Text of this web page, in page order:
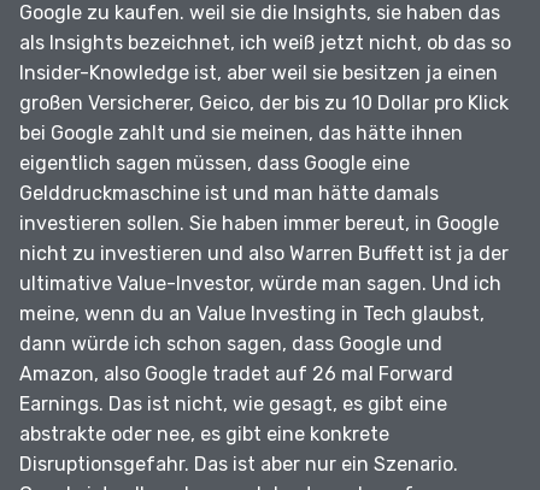
Google zu kaufen. weil sie die Insights, sie haben das
als Insights bezeichnet, ich weiß jetzt nicht, ob das so
Insider-Knowledge ist, aber weil sie besitzen ja einen
großen Versicherer, Geico, der bis zu 10 Dollar pro Klick
bei Google zahlt und sie meinen, das hätte ihnen
eigentlich sagen müssen, dass Google eine
Gelddruckmaschine ist und man hätte damals
investieren sollen. Sie haben immer bereut, in Google
nicht zu investieren und also Warren Buffett ist ja der
ultimative Value-Investor, würde man sagen. Und ich
meine, wenn du an Value Investing in Tech glaubst,
dann würde ich schon sagen, dass Google und
Amazon, also Google tradet auf 26 mal Forward
Earnings. Das ist nicht, wie gesagt, es gibt eine
abstrakte oder nee, es gibt eine konkrete
Disruptionsgefahr. Das ist aber nur ein Szenario.